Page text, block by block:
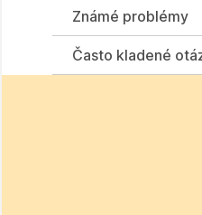
Známé problémy
Často kladené